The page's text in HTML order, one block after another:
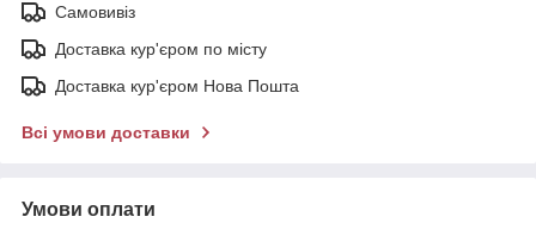
Самовивіз
Доставка кур'єром по місту
Доставка кур'єром Нова Пошта
Всі умови доставки
Умови оплати